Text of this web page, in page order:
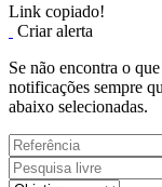
Link copiado!
Criar alerta
Se não encontra o
notificações sempre
abaixo selecionadas.